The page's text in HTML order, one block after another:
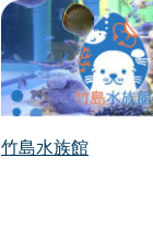
竹島水族館